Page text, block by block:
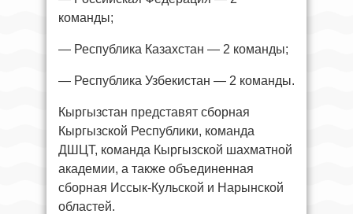
команды;
— Республика Казахстан — 2 команды;
— Республика Узбекистан — 2 команды.
Кыргызстан представят сборная
Кыргызской Республики, команда
ДШЦТ, команда Кыргызской шахматной
академии, а также объединенная
сборная Иссык-Кульской и Нарынской
областей.